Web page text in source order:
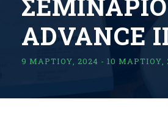
ΑDVANCE
9 ΜΑΡΤΊΟΥ, 2024 - 10 ΜΑΡΤΊΟΥ,